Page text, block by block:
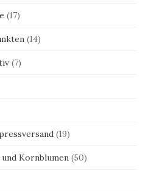
(17)
(14)
(7)
(19)
Kornblumen (50)